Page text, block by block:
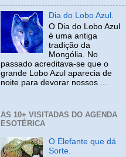
Dia do Lobo Azul.
O Dia do Lobo Azul
é uma antiga
tradição da
Mongólia. No
passado acreditava-se que o
grande Lobo Azul aparecia de
noite para devorar nossos ...
AS 10+ VISITADAS DO AGENDA
ESOTÉRICA
O Elefante que dá
Sorte.